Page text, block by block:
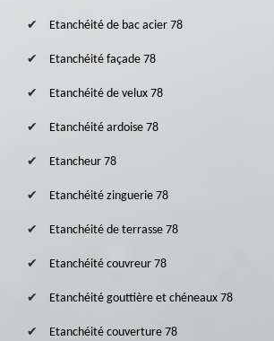
Etanchéité de bac acier 78
Etanchéité façade 78
Etanchéité de velux 78
Etanchéité ardoise 78
Etancheur 78
Etanchéité zinguerie 78
Etanchéité de terrasse 78
Etanchéité couvreur 78
Etanchéité gouttière et chéneaux 78
Etanchéité couverture 78